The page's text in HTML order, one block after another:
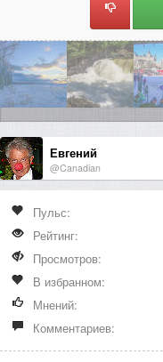
Евгений
@Canadian
Пульс:
Рейтинг:
Просмотров:
В избранном:
Мнений:
Комментариев: